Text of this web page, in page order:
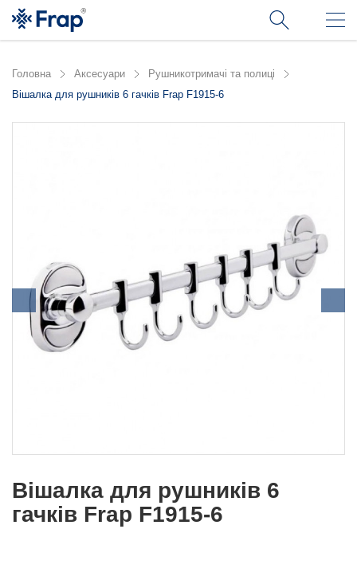
Головна Аксесуари
Рушникотримачі та полиці
Вішалка для рушників 6 гачків Frap F1915-6
Вішалка для рушників 6
гачків Frap F1915-6